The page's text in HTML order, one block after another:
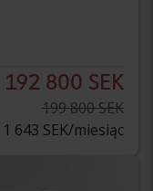
192 800 SEK
199 800 SEK
1 643 SEK/miesiąc